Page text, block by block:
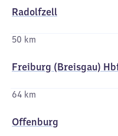
Radolfzell
50 km
Freiburg (Breisgau)
64 km
Offenburg